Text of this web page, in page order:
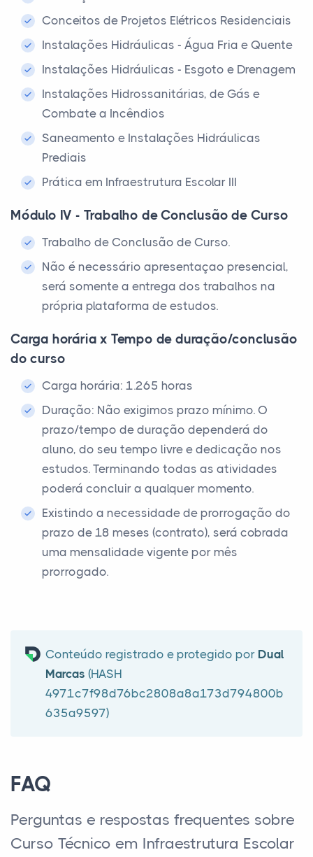
Conceitos de Projetos Elétricos Residenciais
Instalações Hidráulicas - Água Fria e Quente
Instalações Hidráulicas - Esgoto e Drenagem
Instalações Hidrossanitárias, de Gás e
Combate a Incêndios
Saneamento e Instalações Hidráulicas
Prediais
Prática em Infraestrutura Escolar III
Módulo IV - Trabalho de Conclusão de Curso
Trabalho de Conclusão de Curso.
Não é necessário apresentaçao presencial,
será somente a entrega dos trabalhos na
própria plataforma de estudos.
Carga horária x Tempo de duração/conclusão
do curso
Carga horária: 1.265 horas
Duração: Não exigimos prazo mínimo. O
prazo/tempo de duração dependerá do
aluno, do seu tempo livre e dedicação nos
estudos. Terminando todas as atividades
poderá concluir a qualquer momento.
Existindo a necessidade de prorrogação do
prazo de 18 meses (contrato), será cobrada
uma mensalidade vigente por mês
prorrogado.
Conteúdo registrado e protegido por Dual
Marcas (HASH
4971c7f98d76bc2808a8a173d794800b
635a9597)
FAQ
Perguntas e respostas frequentes sobre
Curso Técnico em Infraestrutura Escolar